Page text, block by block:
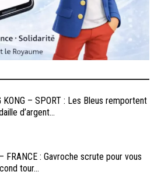
KONG – SPORT : Les Bleus remportent
d’argent...
FRANCE : Gavroche scrute pour vous
tour...